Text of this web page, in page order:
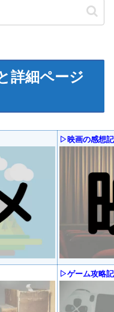
詳細ページ
▷映画の感想
▷ゲーム攻略